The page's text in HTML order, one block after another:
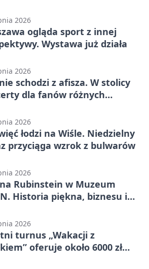
2026
ogląda sport z innej
Wystawa już działa
2026
schodzi z afisza. W stolicy
dla fanów różnych
2026
łodzi na Wiśle. Niedzielny
przyciąga wzrok z bulwarów
2026
Rubinstein w Muzeum
Historia piękna, biznesu i
2026
turnus „Wakacji z
oferuje około 6000 zł